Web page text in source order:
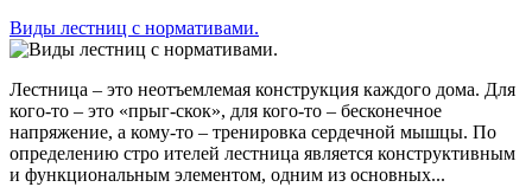
Виды лестниц с нормативами.
Лестница – это неотъемлемая конструкция каждого дома. Для
кого-то – это «прыг-скок», для кого-то – бесконечное
напряжение, а кому-то – тренировка сердечной мышцы. По
определению стро ителей лестница является конструктивным
и функциональным элементом, одним из основных...